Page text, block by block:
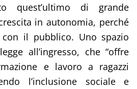
quest’ultimo di grande
in autonomia, perché
con il pubblico. Uno spazio
all’ingresso, che “offre
e lavoro a ragazzi
l’inclusione sociale e